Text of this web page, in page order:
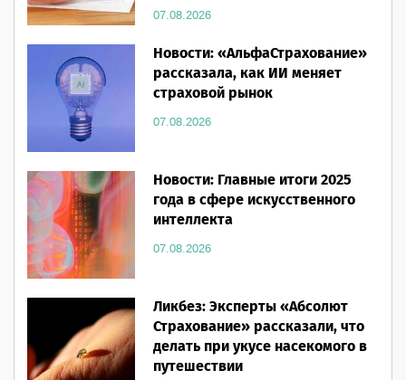
07.08.2026
Новости: «АльфаСтрахование»
рассказала, как ИИ меняет
страховой рынок
07.08.2026
Новости: Главные итоги 2025
года в сфере искусственного
интеллекта
07.08.2026
Ликбез: Эксперты «Абсолют
Страхование» рассказали, что
делать при укусе насекомого в
путешествии